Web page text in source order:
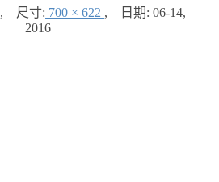
, 尺寸: 700 × 622 , 日期: 06-14,
2016